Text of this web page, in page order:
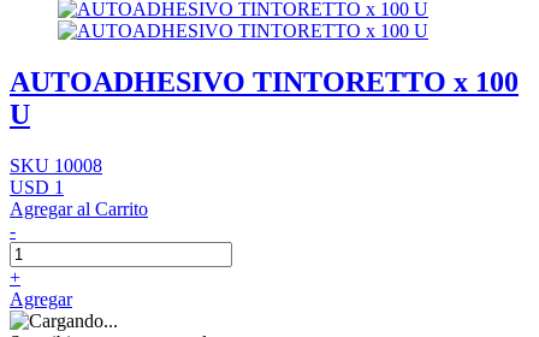
AUTOADHESIVO TINTORETTO x 100
U
SKU 10008
USD 1
Agregar al Carrito
-
+
Agregar